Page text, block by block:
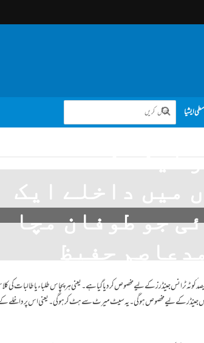
ایشیا
ایکٹ کے تحت
میں داخلے ایک
جو طوفان مچا
حفیظ
تبصرہ لکھیے ویب ڈیسک
کوٹہ ٹرانس جینڈرز کے لیے مخصوص کر دیا گیا ہے ۔ یعنی ہر پچاس طلباء یا طالبات کی
جینڈر کے لیے مخصوص ہو گی ۔ یہ سیٹ میرٹ سے ہٹ کر ہو گی ۔ یعنی اس پر داخلے